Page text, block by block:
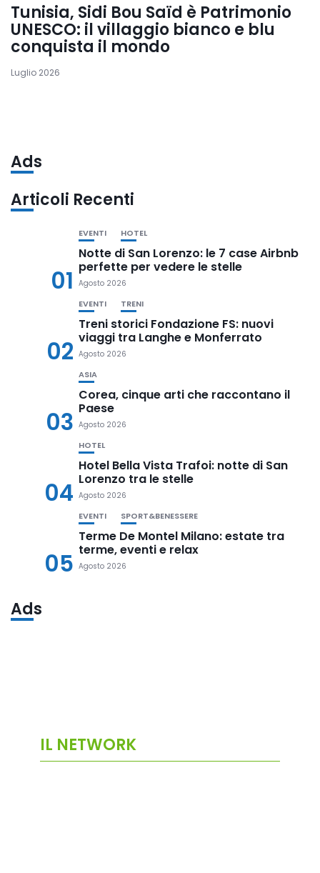
Tunisia, Sidi Bou Saïd è Patrimonio
UNESCO: il villaggio bianco e blu
conquista il mondo
Luglio 2026
Ads
Articoli Recenti
01
EVENTI HOTEL
Notte di San Lorenzo: le 7 case Airbnb
perfette per vedere le stelle
Agosto 2026
02
EVENTI TRENI
Treni storici Fondazione FS: nuovi
viaggi tra Langhe e Monferrato
Agosto 2026
03
ASIA
Corea, cinque arti che raccontano il
Paese
Agosto 2026
04
HOTEL
Hotel Bella Vista Trafoi: notte di San
Lorenzo tra le stelle
Agosto 2026
05
EVENTI SPORT&BENESSERE
Terme De Montel Milano: estate tra
terme, eventi e relax
Agosto 2026
Ads
IL NETWORK